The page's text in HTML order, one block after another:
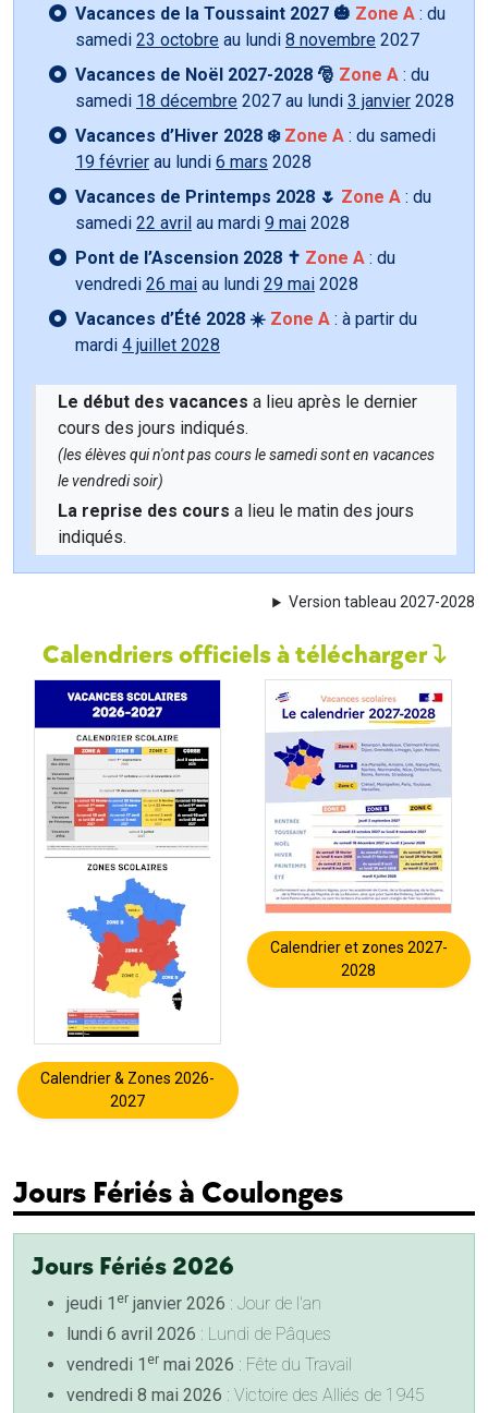
Vacances de la Toussaint 2027 🎃 Zone A : du
samedi 23 octobre au lundi 8 novembre 2027
Vacances de Noël 2027-2028 🎅 Zone A : du
samedi 18 décembre 2027 au lundi 3 janvier 2028
Vacances d’Hiver 2028 ❄️ Zone A : du samedi
19 février au lundi 6 mars 2028
Vacances de Printemps 2028 🌷 Zone A : du
samedi 22 avril au mardi 9 mai 2028
Pont de l’Ascension 2028 ✝️ Zone A : du
vendredi 26 mai au lundi 29 mai 2028
Vacances d’Été 2028 ☀️ Zone A : à partir du
mardi 4 juillet 2028
Le début des vacances a lieu après le dernier
cours des jours indiqués.
(les élèves qui n'ont pas cours le samedi sont en vacances
le vendredi soir)
La reprise des cours a lieu le matin des jours
indiqués.
Version tableau 2027-2028
Calendriers officiels à télécharger
Calendrier & Zones 2026-
2027
Calendrier et zones 2027-
2028
Jours Fériés à Coulonges
Jours Fériés 2026
jeudi 1 er janvier 2026 : Jour de l'an
lundi 6 avril 2026 : Lundi de Pâques
vendredi 1 er mai 2026 : Fête du Travail
vendredi 8 mai 2026 : Victoire des Alliés de 1945